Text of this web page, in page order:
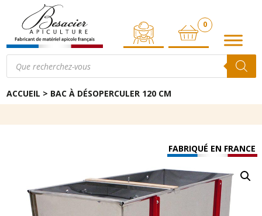
0
ARTICLE
Recherche
produits
ACCUEIL > BAC À DÉSOPERCULER 120 CM
FABRIQUÉ EN FRANCE